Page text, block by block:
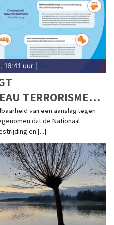
16:41 uur|
TERRORISME
van een aanslag tegen
dat de Nationaal
en [...]